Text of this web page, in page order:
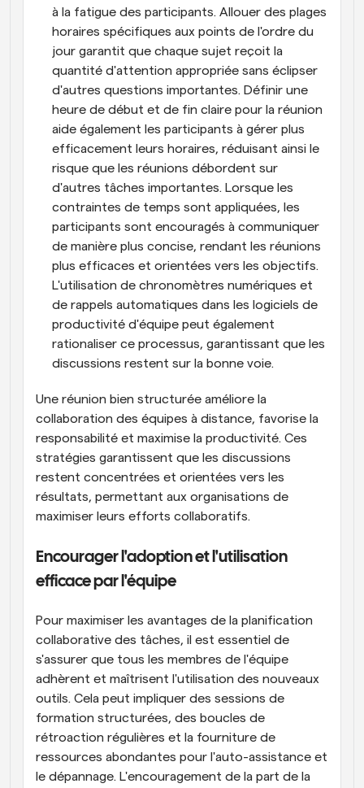
à la fatigue des participants. Allouer des plages
horaires spécifiques aux points de l'ordre du
jour garantit que chaque sujet reçoit la
quantité d'attention appropriée sans éclipser
d'autres questions importantes. Définir une
heure de début et de fin claire pour la réunion
aide également les participants à gérer plus
efficacement leurs horaires, réduisant ainsi le
risque que les réunions débordent sur
d'autres tâches importantes. Lorsque les
contraintes de temps sont appliquées, les
participants sont encouragés à communiquer
de manière plus concise, rendant les réunions
plus efficaces et orientées vers les objectifs.
L'utilisation de chronomètres numériques et
de rappels automatiques dans les logiciels de
productivité d'équipe peut également
rationaliser ce processus, garantissant que les
discussions restent sur la bonne voie.
Une réunion bien structurée améliore la
collaboration des équipes à distance, favorise la
responsabilité et maximise la productivité. Ces
stratégies garantissent que les discussions
restent concentrées et orientées vers les
résultats, permettant aux organisations de
maximiser leurs efforts collaboratifs.
Encourager l'adoption et l'utilisation
efficace par l'équipe
Pour maximiser les avantages de la planification
collaborative des tâches, il est essentiel de
s'assurer que tous les membres de l'équipe
adhèrent et maîtrisent l'utilisation des nouveaux
outils. Cela peut impliquer des sessions de
formation structurées, des boucles de
rétroaction régulières et la fourniture de
ressources abondantes pour l'auto-assistance et
le dépannage. L'encouragement de la part de la